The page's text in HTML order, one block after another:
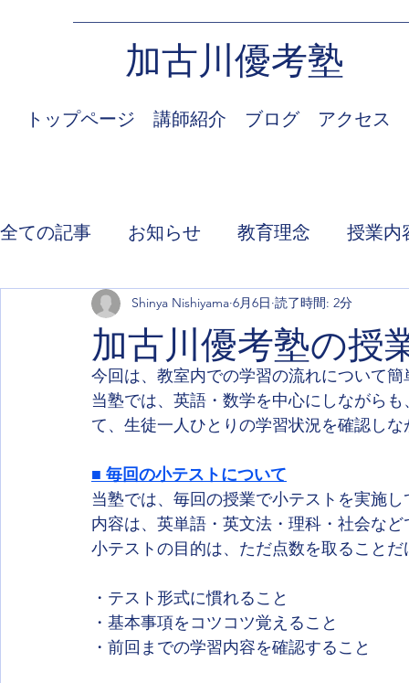
加古川優考塾
トップページ 講師紹介 ブログ アクセス
全ての記事 お知らせ 教育理念 授業内
加古川優考塾の授
Shinya Nishiyama 6月6日 読了時間: 2分
今回は、教室内での学習の流れについて
当塾では、英語・数学を中心にしながら
て、生徒一人ひとりの学習状況を確認し
■ 毎回の小テストについて
当塾では、毎回の授業で小テストを実施し
内容は、英単語・英文法・理科・社会など
小テストの目的は、ただ点数を取ること
・テスト形式に慣れること
・基本事項をコツコツ覚えること
・前回までの学習内容を確認すること